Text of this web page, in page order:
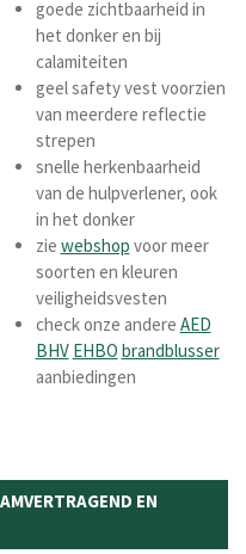
goede zichtbaarheid in
het donker en bij
calamiteiten
geel safety vest voorzien
van meerdere reflectie
strepen
snelle herkenbaarheid
van de hulpverlener, ook
in het donker
zie webshop voor meer
soorten en kleuren
veiligheidsvesten
check onze andere AED
BHV EHBO brandblusser
aanbiedingen
EN